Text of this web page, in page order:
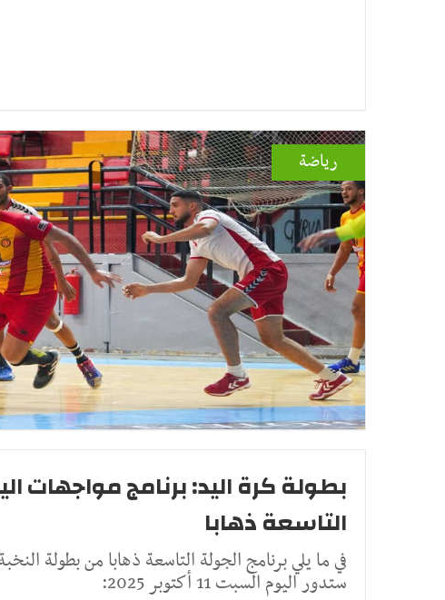
رياضة
بطولة كرة اليد: برنامج مواجهات
التاسعة ذهابا
في ما يلي برنامج الجولة التاسعة ذهابا من بطولة
ستدور اليوم السبت 11 أكتوبر 2025: